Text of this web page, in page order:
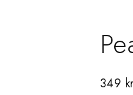
349 kr